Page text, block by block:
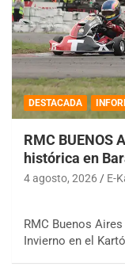
DESTACADA
RMC BUENOS
histórica en
4 agosto, 2026 E-
RMC Buenos
Invierno en el